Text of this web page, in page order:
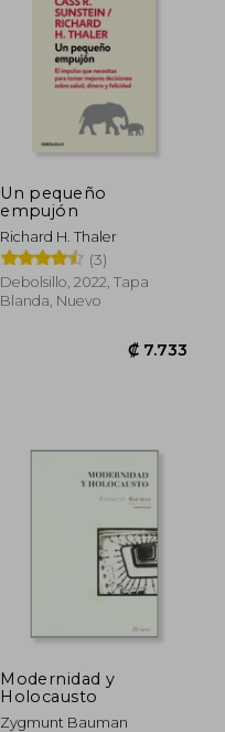
Un pequeño
empujón
Richard H. Thaler
(3)
Debolsillo, 2022, Tapa
Blanda, Nuevo
Modernidad y
Holocausto
Zygmunt Bauman